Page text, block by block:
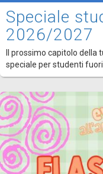
Speciale
2026/2027
Il prossimo capitolo della
speciale per studenti